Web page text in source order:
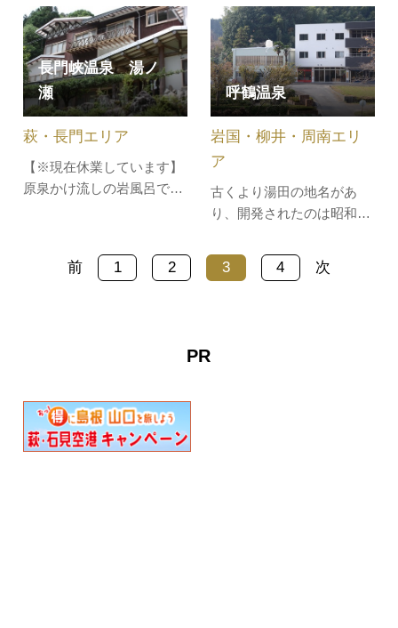
とされ、つぼ屋の正吉が湧
き出る水を持ち帰ったのが
始まりです。
が手足を温めていたと伝え
られている三丘温泉。ま
た、負傷した鶴が傷を癒し
た、という伝説も残ってい
ます。三丘温泉は、昭和30
年に最初の源泉が発見され
た歴史の浅い温泉地です
が、昭和36年…
長門峡温泉 湯ノ
瀬
【※現在休業しています】
原泉かけ流しの岩風呂で
か、岸つつじ、ほたる、紅
葉など、四季折々の自然が
萩・長門エリア
呼鶴温泉
古くより湯田の地名があ
り、開発されたのは昭和27
有量を誇り、県知事の飲用
許可もある温泉です。万病
記念物ナベヅルの本州唯一
岩国・柳井・周南エリ
ア
前 1 2 3 4 次
PR